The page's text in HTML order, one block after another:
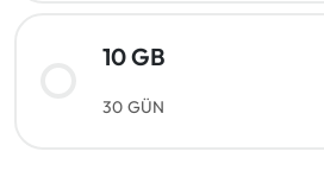
10 GB
30 GÜN